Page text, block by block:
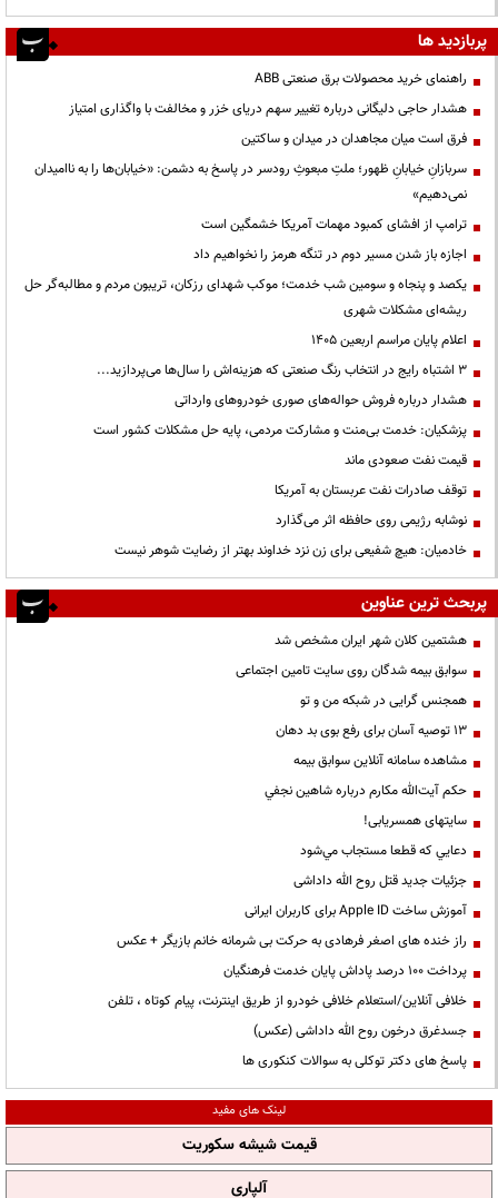
پربازدید ها
راهنمای خرید محصولات برق صنعتی ABB
هشدار حاجی دلیگانی درباره تغییر سهم دریای خزر و مخالفت با واگذاری امتیاز
فرق است میان مجاهدان در میدان و ساکتین
سربازانِ خیابانِ ظهور؛ ملتِ مبعوثِ رودسر در پاسخ به دشمن: «خیابان‌ها را به ناامیدان
نمی‌دهیم»
ترامپ از افشای کمبود مهمات آمریکا خشمگین است
اجازه باز شدن مسیر دوم در تنگه هرمز را نخواهیم داد
یکصد و پنجاه و سومین شب خدمت؛ موکب شهدای رزکان، تریبون مردم و مطالبه‌گر حل
ریشه‌ای مشکلات شهری
اعلام پایان مراسم اربعین ۱۴۰۵
3 اشتباه رایج در انتخاب رنگ صنعتی که هزینه‌اش را سال‌ها می‌پردازید...
هشدار درباره فروش حواله‌های صوری خودروهای وارداتی
پزشکیان: خدمت بی‌منت و مشارکت مردمی، پایه حل مشکلات کشور است
قیمت نفت صعودی ماند
توقف صادرات نفت عربستان به آمریکا
نوشابه رژیمی روی حافظه اثر می‌گذارد
خادمیان: هیچ شفیعی برای زن نزد خداوند بهتر از رضایت شوهر نیست
پربحث ترین عناوین
هشتمین کلان شهر ایران مشخص شد
سوابق بیمه شدگان روی سایت تامین اجتماعی
همجنس گرایی در شبکه من و تو
13 توصیه آسان برای رفع بوی بد دهان
مشاهده سامانه آنلاين سوابق بیمه
حكم آيت‌الله مكارم درباره شاهين نجفي
سایتهای همسریابی!
دعايي كه قطعا مستجاب مي‌شود
جزئیات جدید قتل روح الله داداشی
آموزش ساخت Apple ID برای کاربران ایرانی
راز خنده های اصغر فرهادی به حرکت بی شرمانه خانم بازیگر + عکس
پرداخت ۱۰۰ درصد پاداش پایان خدمت فرهنگیان
خلافی آنلاین/استعلام خلافی خودرو از طریق اینترنت، پیام کوتاه ، تلفن
جسدغرق درخون روح الله داداشی (عکس)
پاسخ های دکتر توکلی به سوالات کنکوری ها
لینک های مفید
قیمت شیشه سکوریت
آلپاری